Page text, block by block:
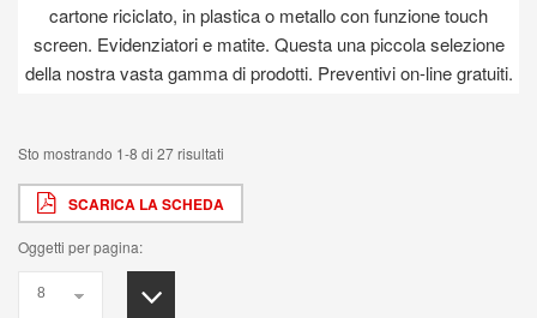
cartone riciclato, in plastica o metallo con funzione touch
screen. Evidenziatori e matite. Questa una piccola selezione
della nostra vasta gamma di prodotti. Preventivi on-line gratuiti.
Sto mostrando 1-8 di 27 risultati
SCARICA LA SCHEDA
Oggetti per pagina: